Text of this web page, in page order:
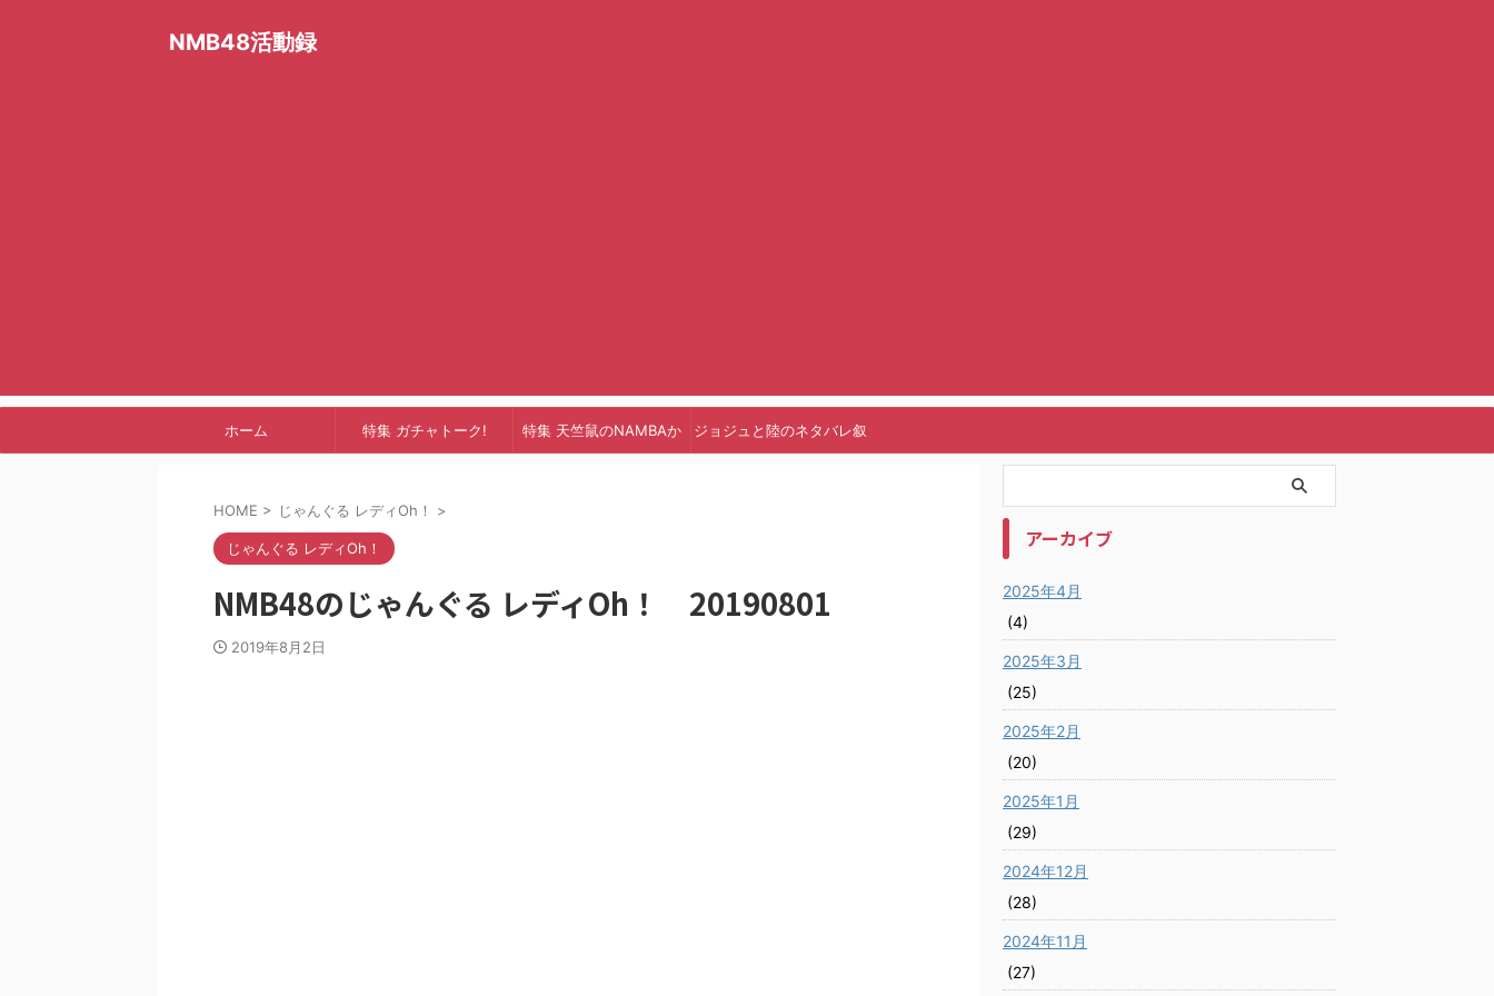
NMB48活動録
ホーム 特集 ガチャトーク! 特集 天竺鼠のNAMBAか ジョジュと陸のネタバレ叙
HOME > じゃんぐる レディOh！ >
じゃんぐる レディOh！
NMB48のじゃんぐる レディOh！ 20190801
2019年8月2日
アーカイブ
2025年4月
(4)
2025年3月
(25)
2025年2月
(20)
2025年1月
(29)
2024年12月
(28)
2024年11月
(27)